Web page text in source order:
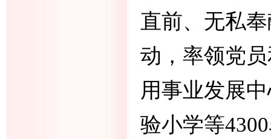
直前、无私
动，率领党
用事业发展
验小学等4300